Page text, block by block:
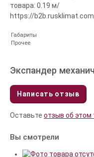
товара: 0.19 м/
https://
Габариты
Прочее
Экспандер
Написать отзыв
Оставьте отзыв об этом
Вы смотрели